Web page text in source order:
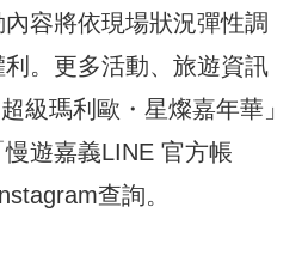
容將依現場狀況彈性調
。更多活動、旅遊資訊
級瑪利歐・星燦嘉年華」
遊嘉義LINE 官方帳
查詢。